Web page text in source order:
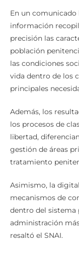
En un
información
precisión las
población
las condiciones
vida dentro de los
principales
Además, los
los procesos de
libertad,
gestión de áreas
tratamiento
Asimismo, la
mecanismos de
dentro del sistema
administración
resaltó el SNAI.